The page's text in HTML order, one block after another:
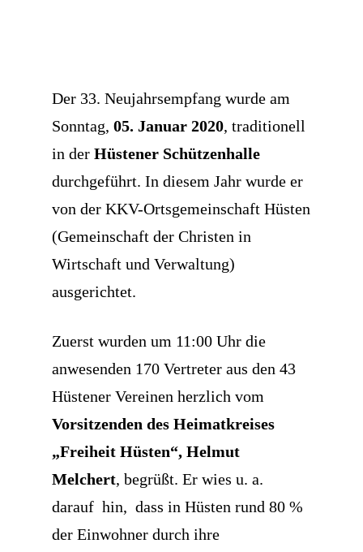
Der 33. Neujahrsempfang wurde am
Sonntag, 05. Januar 2020, traditionell
in der Hüstener Schützenhalle
durchgeführt. In diesem Jahr wurde er
von der KKV-Ortsgemeinschaft Hüsten
(Gemeinschaft der Christen in
Wirtschaft und Verwaltung)
ausgerichtet.
Zuerst wurden um 11:00 Uhr die
anwesenden 170 Vertreter aus den 43
Hüstener Vereinen herzlich vom
Vorsitzenden des Heimatkreises
„Freiheit Hüsten“, Helmut
Melchert, begrüßt. Er wies u. a.
darauf hin, dass in Hüsten rund 80 %
der Einwohner durch ihre